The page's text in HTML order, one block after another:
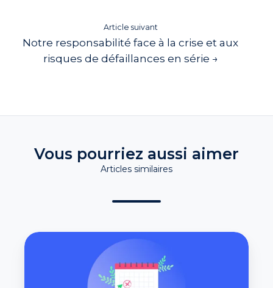
Article suivant
Notre responsabilité face à la crise et aux
risques de défaillances en série →
Vous pourriez aussi aimer
Articles similaires
Facturation